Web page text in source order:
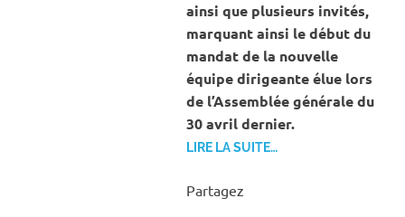
ainsi que plusieurs invités,
marquant ainsi le début du
mandat de la nouvelle
équipe dirigeante élue lors
de l’Assemblée générale du
30 avril dernier.
LIRE LA SUITE…
Partagez